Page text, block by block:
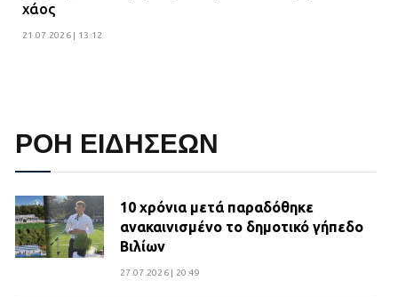
χάος
21.07.2026 | 13:12
ΡΟΗ ΕΙΔΗΣΕΩΝ
10 χρόνια μετά παραδόθηκε
ανακαινισμένο το δημοτικό γήπεδο
Βιλίων
27.07.2026 | 20:49